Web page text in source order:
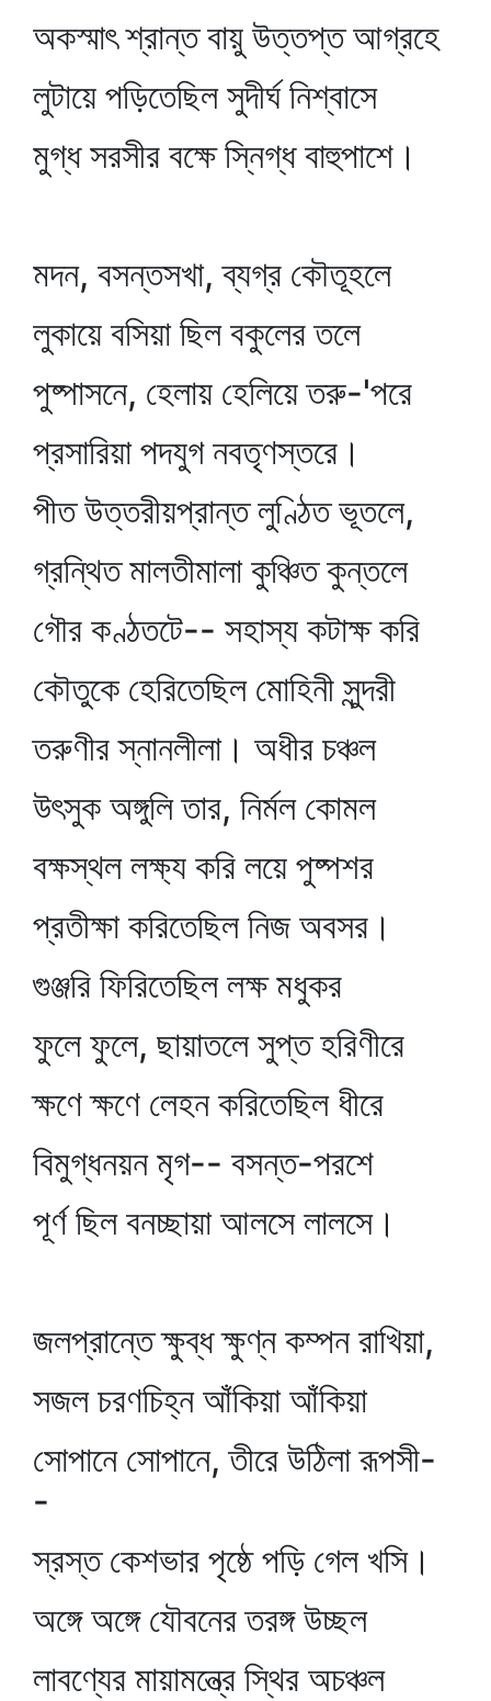
অকস্মাৎ শ্রান্ত বায়ু উত্তপ্ত আগ্রহে
লুটায়ে পড়িতেছিল সুদীর্ঘ নিশ্বাসে
মুগ্ধ সরসীর বক্ষে স্নিগ্ধ বাহুপাশে।
মদন, বসন্তসখা, ব্যগ্র কৌতূহলে
লুকায়ে বসিয়া ছিল বকুলের তলে
পুষ্পাসনে, হেলায় হেলিয়ে তরু-'পরে
প্রসারিয়া পদযুগ নবতৃণস্তরে।
পীত উত্তরীয়প্রান্ত লুণ্ঠিত ভূতলে,
গ্রন্থিত মালতীমালা কুঞ্চিত কুন্তলে
গৌর কণ্ঠতটে-- সহাস্য কটাক্ষ করি
কৌতুকে হেরিতেছিল মোহিনী সুন্দরী
তরুণীর স্নানলীলা। অধীর চঞ্চল
উৎসুক অঙ্গুলি তার, নির্মল কোমল
বক্ষস্থল লক্ষ্য করি লয়ে পুষ্পশর
প্রতীক্ষা করিতেছিল নিজ অবসর।
গুঞ্জরি ফিরিতেছিল লক্ষ মধুকর
ফুলে ফুলে, ছায়াতলে সুপ্ত হরিণীরে
ক্ষণে ক্ষণে লেহন করিতেছিল ধীরে
বিমুগ্ধনয়ন মৃগ-- বসন্ত-পরশে
পূর্ণ ছিল বনচ্ছায়া আলসে লালসে।
জলপ্রান্তে ক্ষুব্ধ ক্ষুণ্ন কম্পন রাখিয়া,
সজল চরণচিহ্ন আঁকিয়া আঁকিয়া
সোপানে সোপানে, তীরে উঠিলা রূপসী-
-
স্রস্ত কেশভার পৃষ্ঠে পড়ি গেল খসি।
অঙ্গে অঙ্গে যৌবনের তরঙ্গ উচ্ছল
লাবণ্যের মায়ামন্ত্রে স্থির অচঞ্চল